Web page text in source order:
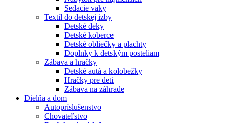
Sedacie vaky
Textil do detskej izby
Detské deky
Detské koberce
Detské obliečky a plachty
Doplnky k detským posteliam
Zábava a hračky
Detské autá a kolobežky
Hračky pre deti
Zábava na záhrade
Dielňa a dom
Autopríslušenstvo
Chovateľstvo